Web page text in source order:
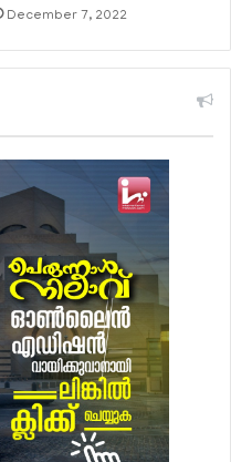
December 7, 2022